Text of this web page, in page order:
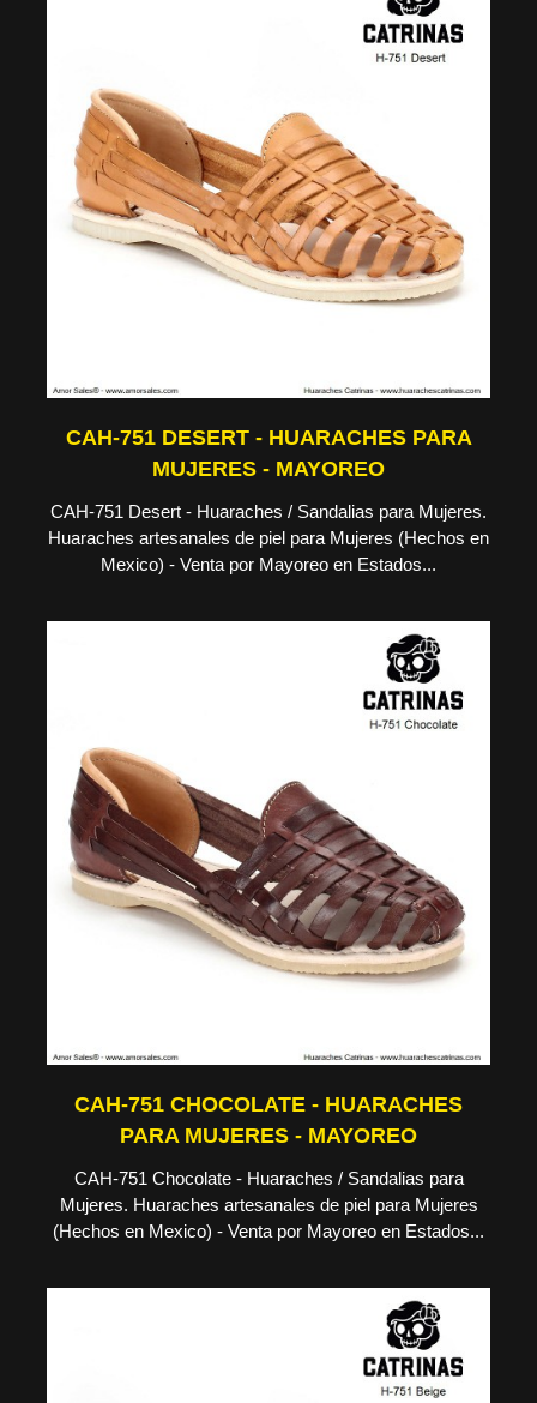
CAH-751 DESERT - HUARACHES PARA
MUJERES - MAYOREO
CAH-751 Desert - Huaraches / Sandalias para Mujeres.
Huaraches artesanales de piel para Mujeres (Hechos en
Mexico) - Venta por Mayoreo en Estados...
CAH-751 CHOCOLATE - HUARACHES
PARA MUJERES - MAYOREO
CAH-751 Chocolate - Huaraches / Sandalias para
Mujeres. Huaraches artesanales de piel para Mujeres
(Hechos en Mexico) - Venta por Mayoreo en Estados...